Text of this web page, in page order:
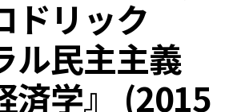
ドリック
ル民主主義
済学』 (2015